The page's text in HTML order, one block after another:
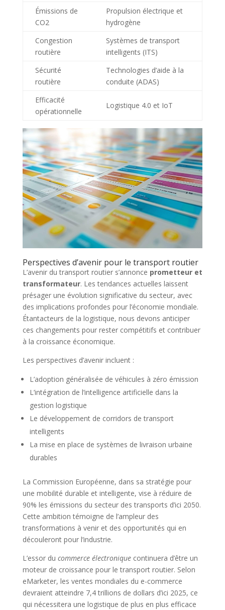
Émissions de
CO2
Propulsion électrique et
hydrogène
Congestion
routière
Systèmes de transport
intelligents (ITS)
Sécurité
routière
Technologies d’aide à la
conduite (ADAS)
Efficacité
opérationnelle
Logistique 4.0 et IoT
Perspectives d’avenir pour le transport routier
L’avenir du transport routier s’annonce prometteur et
transformateur. Les tendances actuelles laissent
présager une évolution significative du secteur, avec
des implications profondes pour l’économie mondiale.
Étantacteurs de la logistique, nous devons anticiper
ces changements pour rester compétitifs et contribuer
à la croissance économique.
Les perspectives d’avenir incluent :
L’adoption généralisée de véhicules à zéro émission
L’intégration de l’intelligence artificielle dans la
gestion logistique
Le développement de corridors de transport
intelligents
La mise en place de systèmes de livraison urbaine
durables
La Commission Européenne, dans sa stratégie pour
une mobilité durable et intelligente, vise à réduire de
90% les émissions du secteur des transports d’ici 2050.
Cette ambition témoigne de l’ampleur des
transformations à venir et des opportunités qui en
découleront pour l’industrie.
L’essor du commerce électroniquecontinuera d’être un
moteur de croissance pour le transport routier. Selon
eMarketer, les ventes mondiales du e-commerce
devraient atteindre 7,4 trillions de dollars d’ici 2025, ce
qui nécessitera une logistique de plus en plus efficace